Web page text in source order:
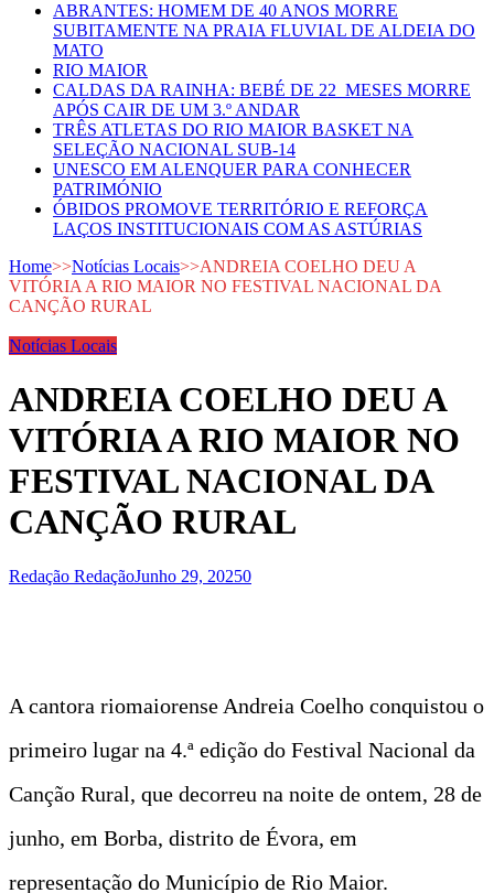
ABRANTES: HOMEM DE 40 ANOS MORRE
SUBITAMENTE NA PRAIA FLUVIAL DE ALDEIA DO
MATO
RIO MAIOR
CALDAS DA RAINHA: BEBÉ DE 22 MESES MORRE
APÓS CAIR DE UM 3.º ANDAR
TRÊS ATLETAS DO RIO MAIOR BASKET NA
SELEÇÃO NACIONAL SUB-14
UNESCO EM ALENQUER PARA CONHECER
PATRIMÓNIO
ÓBIDOS PROMOVE TERRITÓRIO E REFORÇA
LAÇOS INSTITUCIONAIS COM AS ASTÚRIAS
Home>>Notícias Locais>>ANDREIA COELHO DEU A
VITÓRIA A RIO MAIOR NO FESTIVAL NACIONAL DA
CANÇÃO RURAL
Notícias Locais
ANDREIA COELHO DEU A
VITÓRIA A RIO MAIOR NO
FESTIVAL NACIONAL DA
CANÇÃO RURAL
Redação RedaçãoJunho 29, 20250
A cantora riomaiorense Andreia Coelho conquistou o
primeiro lugar na 4.ª edição do Festival Nacional da
Canção Rural, que decorreu na noite de ontem, 28 de
junho, em Borba, distrito de Évora, em
representação do Município de Rio Maior.